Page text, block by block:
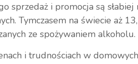
sprzedaż i promocja są
Tymczasem na świecie aż
ze spożywaniem alkoholu.
i trudnościach w